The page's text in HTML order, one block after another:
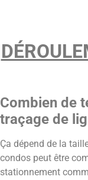
Combien de
traçage de
Ça dépend de la
condos peut être
stationnement